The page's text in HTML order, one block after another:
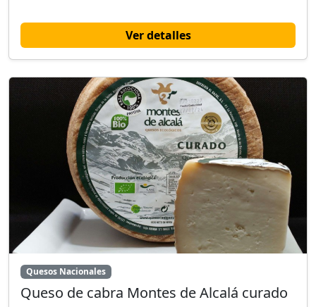
Ver detalles
Quesos Nacionales
Queso de cabra Montes de Alcalá curado